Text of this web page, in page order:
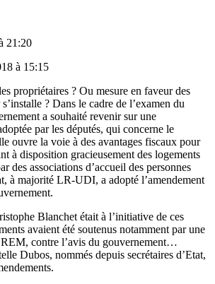
21:20
à 15:15
propriétaires ? Ou mesure en faveur des
? Dans le cadre de l’examen du
a souhaité revenir sur une
par les députés, qui concerne le
ouvre la voie à des avantages fiscaux pour
à disposition gracieusement des logements
des associations d’accueil des personnes
à majorité LR-UDI, a adopté l’amendement
Blanchet était à l’initiative de ces
avaient été soutenus notamment par une
contre l’avis du gouvernement…
Dubos, nommés depuis secrétaires d’Etat,